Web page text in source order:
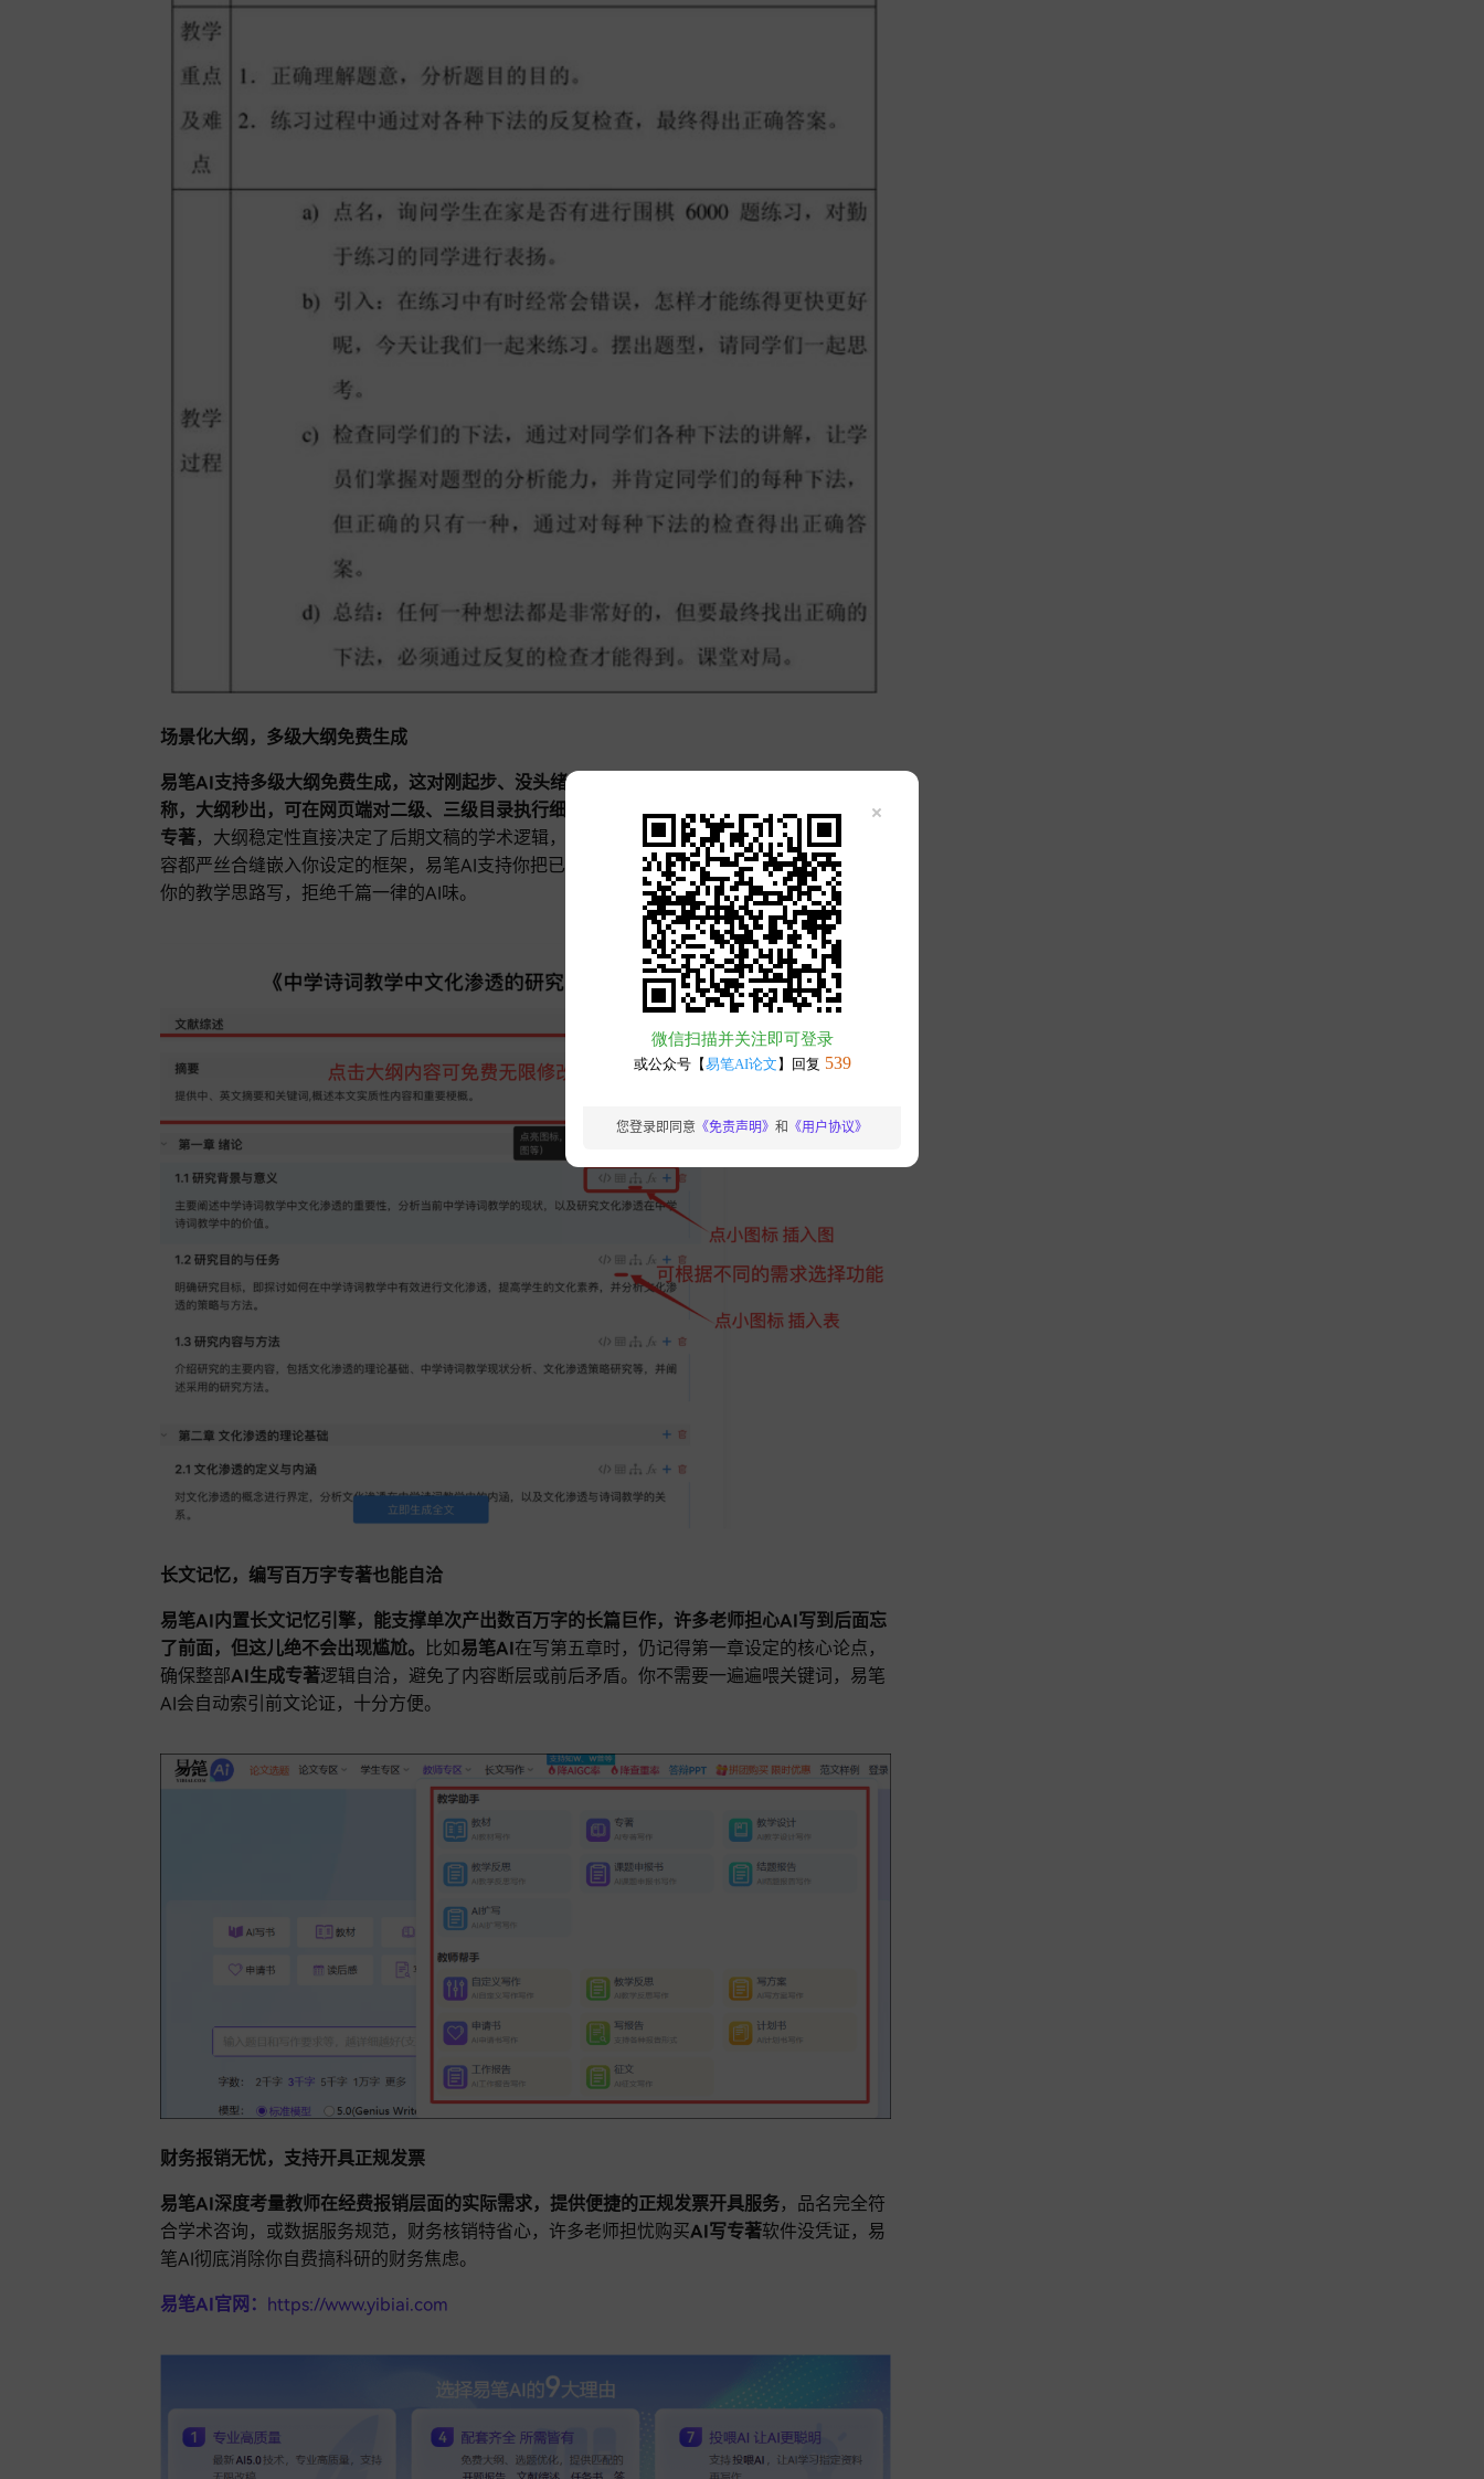
场景化大纲，多级大纲免费生成
易笔AI支持多级大纲免费生成，这对刚起步、没头绪的老师简直是救星，你只需输入专著名
称，大纲秒出，可在网页端对二级、三级目录执行细致调整。
无论是做 AI教材产出，还是
AI写
专著，大纲稳定性直接决定了后期文稿的学术逻辑，绝不跑题。高度自主的交互，确保每章内
容都严丝合缝嵌入你设定的框架，易笔AI支持你把已有的课程标准直接“投喂”进去，让AI学着
你的教学思路写，拒绝千篇一律的AI味。
长文记忆，编写百万字专著也能自洽
易笔AI内置长文记忆引擎，能支撑单次产出数百万字的长篇巨作，许多老师担心AI写到后面忘
了前面，但这儿绝不会出现尴尬。
比如易笔AI在写第五章时，仍记得第一章设定的核心论点，
确保整部AI生成专著逻辑自洽，避免了内容断层或前后矛盾。你不需要一遍遍喂关键词，易笔
AI会自动索引前文论证，十分方便。
财务报销无忧，支持开具正规发票
易笔AI深度考量教师在经费报销层面的实际需求，提供便捷的正规发票开具服务，品名完全符
合学术咨询，或数据服务规范，财务核销特省心，许多老师担忧购买AI写专著软件没凭证，易
笔AI彻底消除你自费搞科研的财务焦虑。
易笔AI官网： https://www.yibiai.com
您登录即同意 《免责声明》 和 《用户协议》